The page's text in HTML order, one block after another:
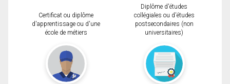
Certificat ou diplôme
d'apprentissage ou d'une
école de métiers
Diplôme d'études
collégiales ou d'études
postsecondaires (non
universitaires)